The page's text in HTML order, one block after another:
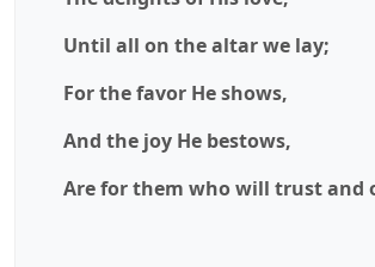
Until all on the altar we lay;
For the favor He shows,
And the joy He bestows,
Are for them who will trust and